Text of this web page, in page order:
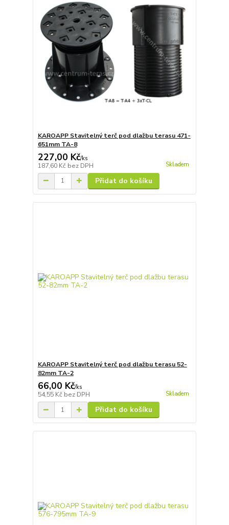
KAROAPP Stavitelný terč pod dlažbu terasu 471-
651mm TA-8
227,00 Kč/ks
187,60 Kč bez DPH Skladem
Přidat do košíku
KAROAPP Stavitelný terč pod dlažbu terasu 52-
82mm TA-2
66,00 Kč/ks
54,55 Kč bez DPH Skladem
Přidat do košíku